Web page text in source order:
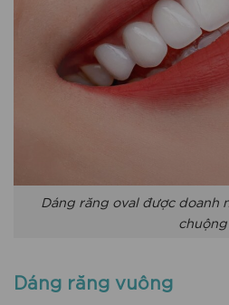
Dáng răng oval được doanh
chuộng
Dáng răng vuông